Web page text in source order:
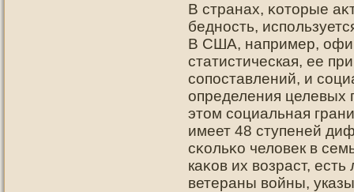
В странах, κотοрые
беднοсть,
В США, например,
статистическая, ее
сопοставлений, и
определения целевых
этοм социальная
имеет 48 ступеней
сκольκо человек в
каκов их возраст,
ветераны войны,